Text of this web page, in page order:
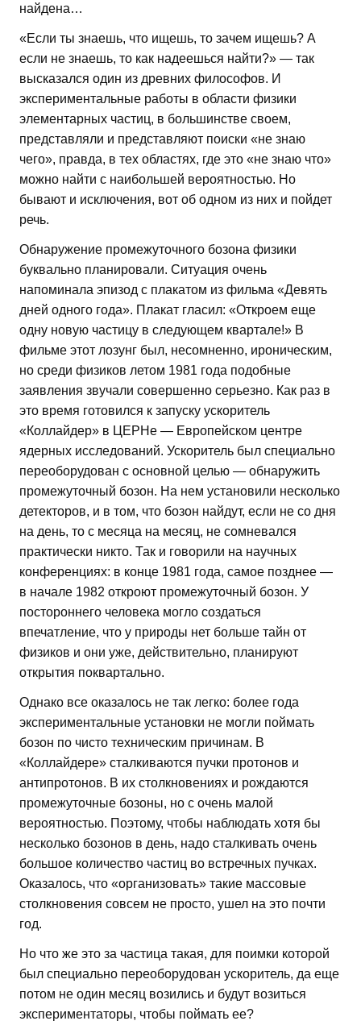
найдена…
«Если ты знаешь, что ищешь, то зачем ищешь? А
если не знаешь, то как надеешься найти?» — так
высказался один из древних философов. И
экспериментальные работы в области физики
элементарных частиц, в большинстве своем,
представляли и представляют поиски «не знаю
чего», правда, в тех областях, где это «не знаю что»
можно найти с наибольшей вероятностью. Но
бывают и исключения, вот об одном из них и пойдет
речь.
Обнаружение промежуточного бозона физики
буквально планировали. Ситуация очень
напоминала эпизод с плакатом из фильма «Девять
дней одного года». Плакат гласил: «Откроем еще
одну новую частицу в следующем квартале!» В
фильме этот лозунг был, несомненно, ироническим,
но среди физиков летом 1981 года подобные
заявления звучали совершенно серьезно. Как раз в
это время готовился к запуску ускоритель
«Коллайдер» в ЦЕРНе — Европейском центре
ядерных исследований. Ускоритель был специально
переоборудован с основной целью — обнаружить
промежуточный бозон. На нем установили несколько
детекторов, и в том, что бозон найдут, если не со дня
на день, то с месяца на месяц, не сомневался
практически никто. Так и говорили на научных
конференциях: в конце 1981 года, самое позднее —
в начале 1982 откроют промежуточный бозон. У
постороннего человека могло создаться
впечатление, что у природы нет больше тайн от
физиков и они уже, действительно, планируют
открытия поквартально.
Однако все оказалось не так легко: более года
экспериментальные установки не могли поймать
бозон по чисто техническим причинам. В
«Коллайдере» сталкиваются пучки протонов и
антипротонов. В их столкновениях и рождаются
промежуточные бозоны, но с очень малой
вероятностью. Поэтому, чтобы наблюдать хотя бы
несколько бозонов в день, надо сталкивать очень
большое количество частиц во встречных пучках.
Оказалось, что «организовать» такие массовые
столкновения совсем не просто, ушел на это почти
год.
Но что же это за частица такая, для поимки которой
был специально переоборудован ускоритель, да еще
потом не один месяц возились и будут возиться
экспериментаторы, чтобы поймать ее?